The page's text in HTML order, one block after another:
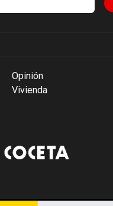
Opinión
Vivienda